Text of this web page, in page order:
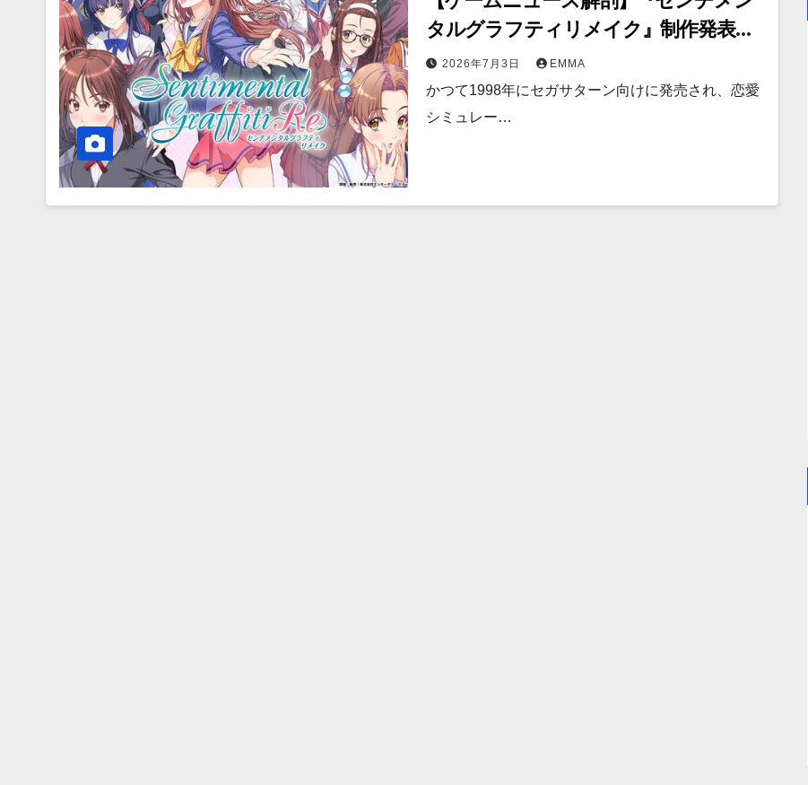
タルグラフティリメイク』制作発表。
28年ぶりの全国巡業（デスゲーム）
と、現代に蘇る初恋の病巣
2026年7月3日 EMMA
かつて1998年にセガサターン向けに発売され、恋愛
シミュレー…